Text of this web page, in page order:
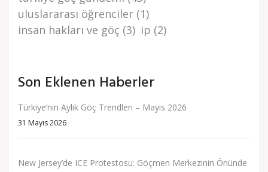
uluslararası öğrenciler (1)
i̇nsan haklari ve göç (3) i̇p (2)
Son Eklenen Haberler
Türkiye’nin Aylık Göç Trendleri – Mayıs 2026
31 Mayıs 2026
New Jersey’de ICE Protestosu: Göçmen Merkezinin Önünde